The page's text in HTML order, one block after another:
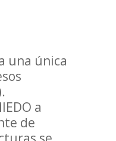
una única
a
de